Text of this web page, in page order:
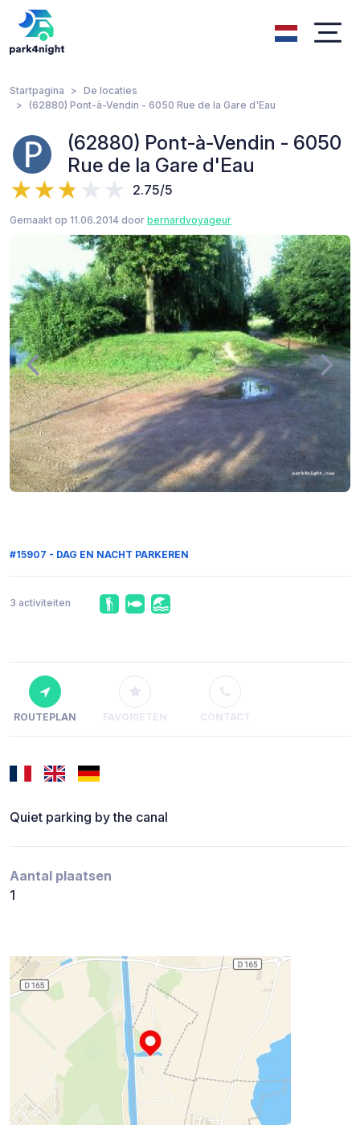
Startpagina
De locaties
(62880) Pont-à-Vendin - 6050 Rue de la Gare d'Eau
(62880) Pont-à-Vendin - 6050
Rue de la Gare d'Eau
2.75/5
Gemaakt op 11.06.2014 door bernardvoyageur
#15907 - DAG EN NACHT PARKEREN
3 activiteiten
ROUTEPLAN FAVORIETEN CONTACT
Quiet parking by the canal
Aantal plaatsen
1